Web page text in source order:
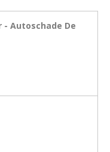
Autoschade De